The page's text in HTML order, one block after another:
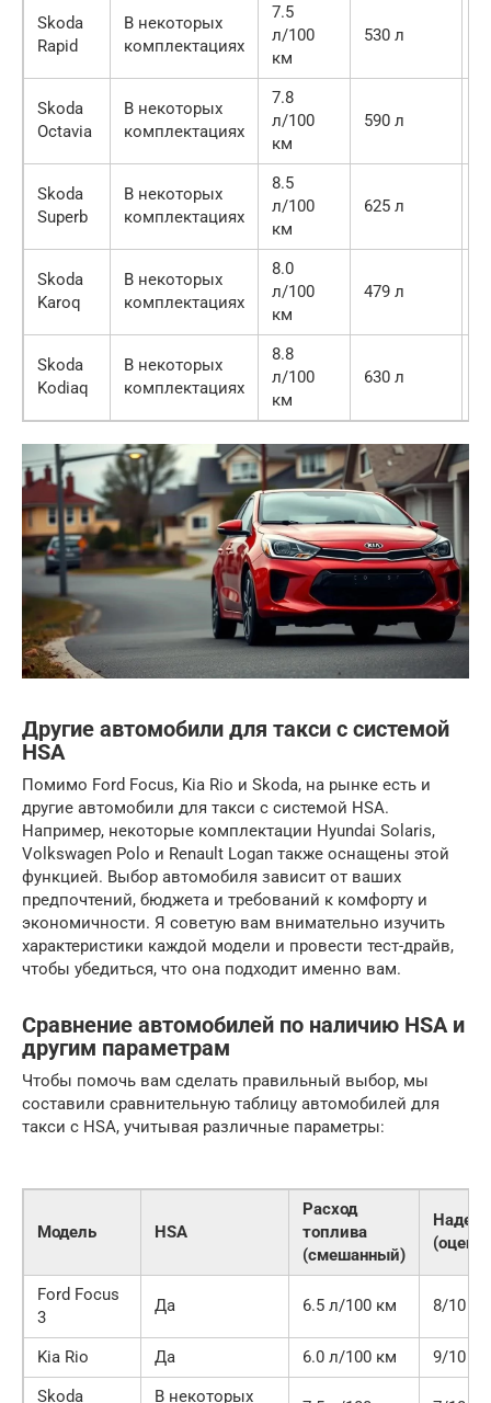
Skoda
Rapid
В некоторых
комплектациях
7.5
л/100
км
530 л
Skoda
Octavia
В некоторых
комплектациях
7.8
л/100
км
590 л
Skoda
Superb
В некоторых
комплектациях
8.5
л/100
км
625 л
Skoda
Karoq
В некоторых
комплектациях
8.0
л/100
км
479 л
Skoda
Kodiaq
В некоторых
комплектациях
8.8
л/100
км
630 л
Другие автомобили для такси с системой
HSA
Помимо Ford Focus, Kia Rio и Skoda, на рынке есть и
другие автомобили для такси с системой HSA.
Например, некоторые комплектации Hyundai Solaris,
Volkswagen Polo и Renault Logan также оснащены этой
функцией. Выбор автомобиля зависит от ваших
предпочтений, бюджета и требований к комфорту и
экономичности. Я советую вам внимательно изучить
характеристики каждой модели и провести тест-драйв,
чтобы убедиться, что она подходит именно вам.
Сравнение автомобилей по наличию HSA и
другим параметрам
Чтобы помочь вам сделать правильный выбор, мы
составили сравнительную таблицу автомобилей для
такси с HSA, учитывая различные параметры:
Модель HSA
Расход
топлива
(смешанный)
Ford Focus
3
Да 6.5 л/100 км 8/10
Kia Rio Да 6.0 л/100 км
9/10
Skoda
В некоторых